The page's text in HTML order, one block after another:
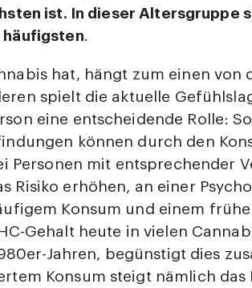
ist. In dieser Altersgruppe
häufigsten.
hat, hängt zum einen von
spielt die aktuelle
eine entscheidende Rolle:
können durch den
Personen mit entsprechender
Risiko erhöhen, an einer
Konsum und einem
Gehalt heute in vielen
Jahren, begünstigt dies
Konsum steigt nämlich das